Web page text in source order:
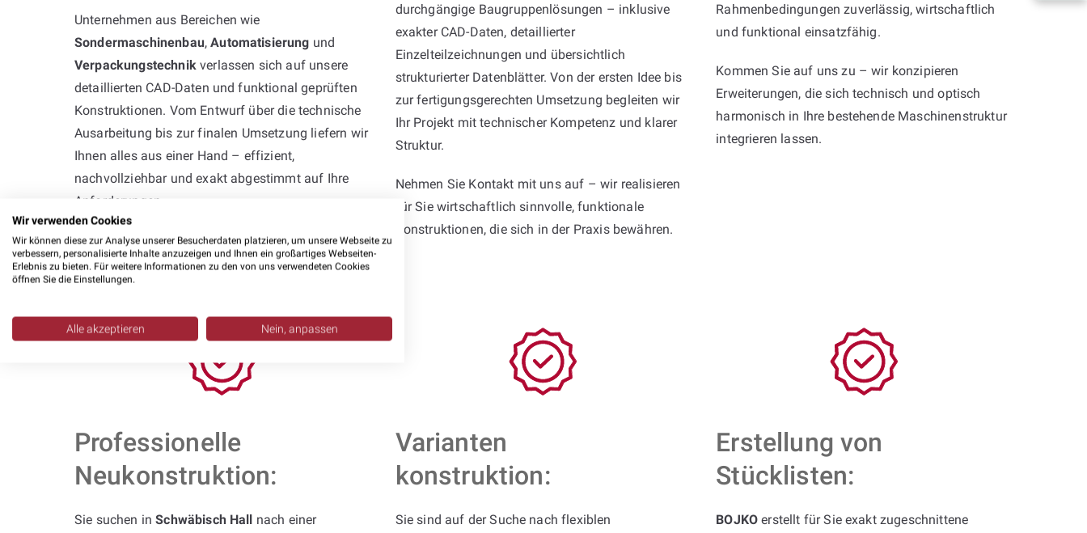
Unternehmen aus Bereichen wie
Sondermaschinenbau,Automatisierung und
Verpackungstechnik verlassen sich auf unsere
detaillierten CAD-Daten und funktional geprüften
Konstruktionen. Vom Entwurf über die technische
Ausarbeitung bis zur finalen Umsetzung liefern wir
Ihnen alles aus einer Hand – effizient,
nachvollziehbar und exakt abgestimmt auf Ihre
Anforderungen.
Nehmen Sie Kontakt mit uns auf – wir setzen Ihre
technischen Ziele mit Erfahrung, Präzision und
praxisnaher Kompetenz zuverlässig um.
durchgängige Baugruppenlösungen – inklusive
exakter CAD-Daten, detaillierter
Einzelteilzeichnungen und übersichtlich
strukturierter Datenblätter. Von der ersten Idee bis
zur fertigungsgerechten Umsetzung begleiten wir
Ihr Projekt mit technischer Kompetenz und klarer
Struktur.
Nehmen Sie Kontakt mit uns auf – wir realisieren
für Sie wirtschaftlich sinnvolle, funktionale
Konstruktionen, die sich in der Praxis bewähren.
Rahmenbedingungen zuverlässig, wirtschaftlich
und funktional einsatzfähig.
Kommen Sie auf uns zu – wir konzipieren
Erweiterungen, die sich technisch und optisch
harmonisch in Ihre bestehende Maschinenstruktur
integrieren lassen.
Professionelle
Neukonstruktion:
Sie suchen inSchwäbisch Hall nach einer
Varianten
konstruktion:
Sie sind auf der Suche nach flexiblen
Erstellung von
Stücklisten:
BOJKO erstellt für Sie exakt zugeschnittene
Wir verwenden Cookies
Wir können diese zur Analyse unserer Besucherdaten platzieren, um unsere Webseite zu
verbessern, personalisierte Inhalte anzuzeigen und Ihnen ein großartiges Webseiten-
Erlebnis zu bieten. Für weitere Informationen zu den von uns verwendeten Cookies
öffnen Sie die Einstellungen.
Alle akzeptieren Nein, anpassen